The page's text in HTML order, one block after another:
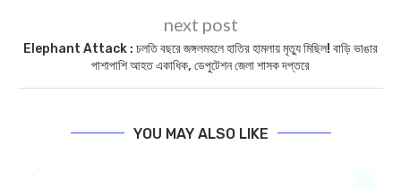
next post
Elephant Attack : চলতি বছরে জঙ্গলমহলে হাতির হামলায় মৃত্যু মিছিল! বাড়ি ভাঙার
পাশাপাশি আহত একাধিক, ডেপুটেশন জেলা শাসক দপ্তরে
YOU MAY ALSO LIKE